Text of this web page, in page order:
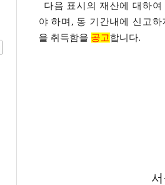
다음 표시의 재산에 대하
야 하며, 동 기간내에 신고
을 취득함을 공고합니다.
서울특별시